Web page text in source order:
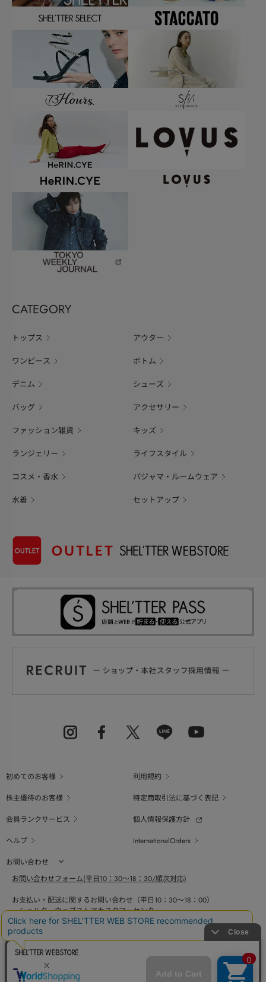
CATEGORY
トップス アウター
ワンピース ボトム
デニム シューズ
バッグ アクセサリー
ファッション雑貨 キッズ
ランジェリー ライフスタイル
コスメ・香水 パジャマ・ルームウェア
水着 セットアップ
初めてのお客様
利用規約
株主優待のお客様
特定商取引法に基づく表記
会員ランクサービス
個人情報保護方針
ヘルプ
InternationalOrders
お問い合わせ
お問い合わせフォーム(平日10：30～18：30/順次対応)
お支払い・配送に関するお問い合わせ（平日10：30～18：00）
シェルターウェブストアカスタマーセンター
0800-123-6820
商品の素材、サイズ、仕様等に関するお問い合せ（平日10：30～18：00）
バロックジャパンリミテッドコールセンター
03-6730-9191